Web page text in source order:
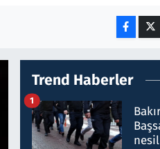
Trend Haberler
1